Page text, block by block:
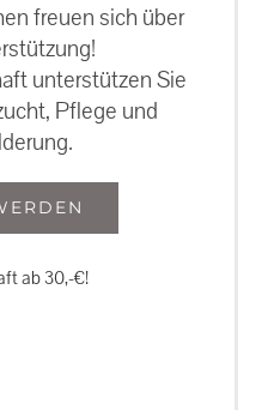
freuen sich über
unterstützen Sie
Pflege und
ab 30,-€!